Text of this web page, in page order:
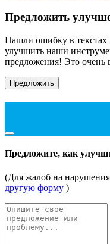
Предложить
Нашли ошибку в текстах
улучшить наши
предложения! Это очень
Предложить
Предложите, как
(Для жалоб на нарушения
другую форму )